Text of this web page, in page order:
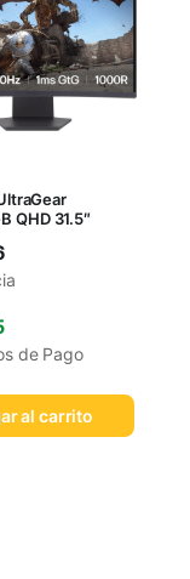
QHD 31.5″
de Pago
al carrito